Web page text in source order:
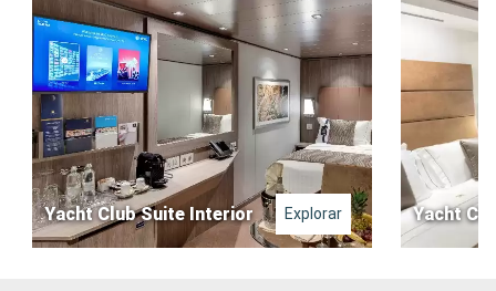
Yacht Club Suite Interior Explorar Yacht